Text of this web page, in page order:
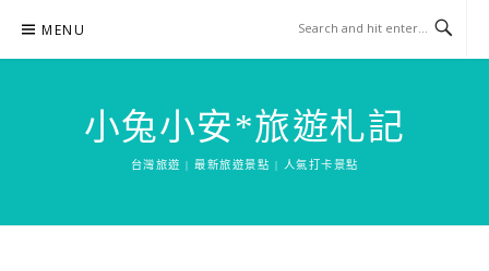
content
MENU
小兔小安*旅遊札記
台灣旅遊 | 最新旅遊景點 | 人氣打卡景點